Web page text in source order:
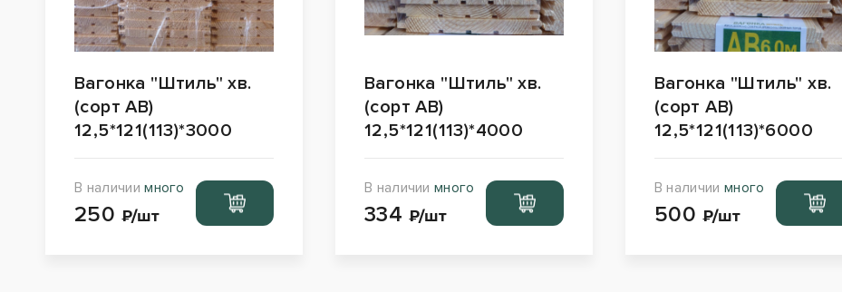
Вагонка "Штиль" хв.
(сорт АВ)
12,5*121(113)*3000
В наличиимного
250 ₽/шт
Перейти
в корзину
Вагонка "Штиль" хв.
(сорт АВ)
12,5*121(113)*4000
В наличиимного
334 ₽/шт
Перейти
в корзину
Вагонка "Штиль" хв.
(сорт АВ)
12,5*121(113)*6000
В наличиимного
500 ₽/шт
Перейти
в корзину